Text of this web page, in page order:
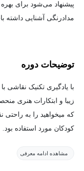
پیشنهاد می‌شود برای بهره
مدادرنگی آشنایی داشته
توضیحات دوره
با یادگیری تکنیک نقاشی
زیبا و ابتکارات هنری
که میخواهید را به راحتی
کودکان مورد استفاده بود.
اما در طول این سال ها
مشاهده ادامه معرفی